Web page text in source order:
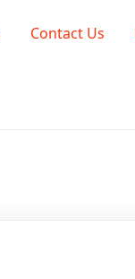
Contact Us